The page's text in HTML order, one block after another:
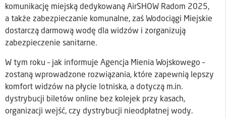
komunikację miejską dedykowaną AirSHOW Radom 2025,
a także zabezpieczanie komunalne, zaś Wodociągi Miejskie
dostarczą darmową wodę dla widzów i zorganizują
zabezpieczenie sanitarne.
W tym roku – jak informuje Agencja Mienia Wojskowego –
zostaną wprowadzone rozwiązania, które zapewnią lepszy
komfort widzów na płycie lotniska, a dotyczą m.in.
dystrybucji biletów online bez kolejek przy kasach,
organizacji wejść, czy dystrybucji nieodpłatnej wody.